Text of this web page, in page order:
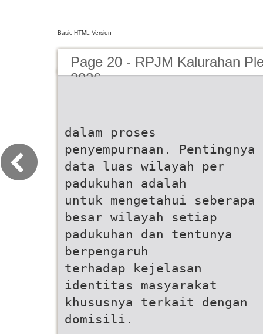
Basic HTML Version
Page 20 - RPJM Kalurahan
2026
dalam proses
penyempurnaan. Pentingnya
data luas wilayah per
padukuhan adalah
untuk mengetahui seberapa
besar wilayah setiap
padukuhan dan tentunya
berpengaruh
terhadap kejelasan
identitas masyarakat
khususnya terkait dengan
domisili.